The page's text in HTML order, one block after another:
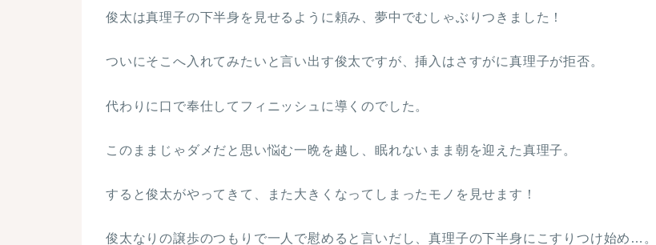
俊太は真理子の下半身を見せるように頼み、夢中でむしゃぶりつきました！
ついにそこへ入れてみたいと言い出す俊太ですが、挿入はさすがに真理子が拒否。
代わりに口で奉仕してフィニッシュに導くのでした。
このままじゃダメだと思い悩む一晩を越し、眠れないまま朝を迎えた真理子。
すると俊太がやってきて、また大きくなってしまったモノを見せます！
俊太なりの譲歩のつもりで一人で慰めると言いだし、真理子の下半身にこすりつけ始め…。